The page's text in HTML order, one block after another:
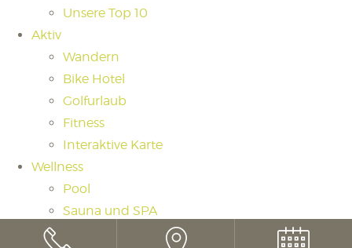
Unsere Top 10
Aktiv
Wandern
Bike Hotel
Golfurlaub
Fitness
Interaktive Karte
Wellness
Pool
Sauna und SPA